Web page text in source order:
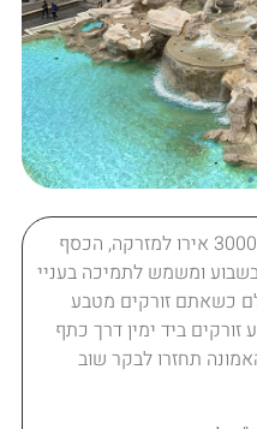
הידעתם! ביום נזרקים כ 3000 אירו למזרקה, הכסף
ומשמש לתמיכה בעניי
כשאתם זורקים מטבע
ביד ימין דרך כתף
תחזרו לבקר שוב